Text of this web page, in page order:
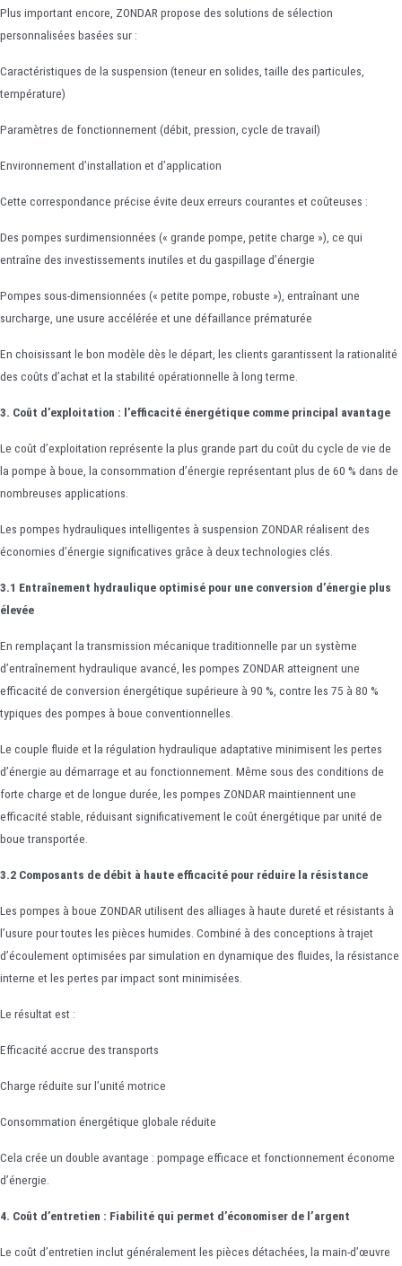
Plus important encore, ZONDAR propose des solutions de sélection
personnalisées basées sur :
Caractéristiques de la suspension (teneur en solides, taille des particules,
température)
Paramètres de fonctionnement (débit, pression, cycle de travail)
Environnement d’installation et d’application
Cette correspondance précise évite deux erreurs courantes et coûteuses :
Des pompes surdimensionnées (« grande pompe, petite charge »), ce qui
entraîne des investissements inutiles et du gaspillage d’énergie
Pompes sous-dimensionnées (« petite pompe, robuste »), entraînant une
surcharge, une usure accélérée et une défaillance prématurée
En choisissant le bon modèle dès le départ, les clients garantissent la rationalité
des coûts d’achat et la stabilité opérationnelle à long terme.
3. Coût d’exploitation : l’efficacité énergétique comme principal avantage
Le coût d’exploitation représente la plus grande part du coût du cycle de vie de
la pompe à boue, la consommation d’énergie représentant plus de 60 % dans de
nombreuses applications.
Les pompes hydrauliques intelligentes à suspension ZONDAR réalisent des
économies d’énergie significatives grâce à deux technologies clés.
3.1 Entraînement hydraulique optimisé pour une conversion d’énergie plus
élevée
En remplaçant la transmission mécanique traditionnelle par un système
d’entraînement hydraulique avancé, les pompes ZONDAR atteignent une
efficacité de conversion énergétique supérieure à 90 %, contre les 75 à 80 %
typiques des pompes à boue conventionnelles.
Le couple fluide et la régulation hydraulique adaptative minimisent les pertes
d’énergie au démarrage et au fonctionnement. Même sous des conditions de
forte charge et de longue durée, les pompes ZONDAR maintiennent une
efficacité stable, réduisant significativement le coût énergétique par unité de
boue transportée.
3.2 Composants de débit à haute efficacité pour réduire la résistance
Les pompes à boue ZONDAR utilisent des alliages à haute dureté et résistants à
l’usure pour toutes les pièces humides. Combiné à des conceptions à trajet
d’écoulement optimisées par simulation en dynamique des fluides, la résistance
interne et les pertes par impact sont minimisées.
Le résultat est :
Efficacité accrue des transports
Charge réduite sur l’unité motrice
Consommation énergétique globale réduite
Cela crée un double avantage : pompage efficace et fonctionnement économe
d’énergie.
4. Coût d’entretien : Fiabilité qui permet d’économiser de l’argent
Le coût d’entretien inclut généralement les pièces détachées, la main-d’œuvre